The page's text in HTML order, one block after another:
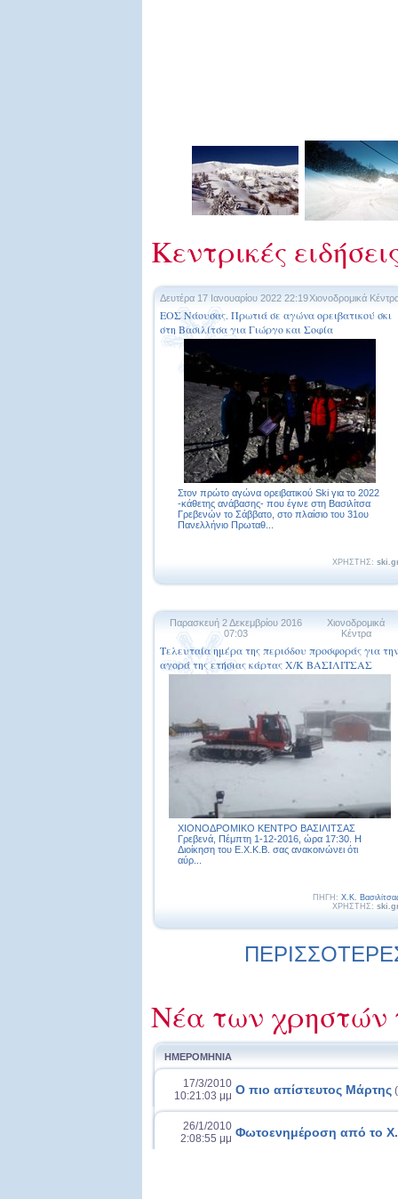
Κεντρικές
Δευτέρα 17 Ιανουαρίου 2022 22:19Χιονοδρομικά
ΕΟΣ Νάουσας. Πρωτιά σε αγώνα ορειβατικού σκι
στη Βασιλίτσα για Γιώργο και Σοφία
Στον πρώτο αγώνα ορειβατικού Ski για το 2022
-κάθετης ανάβασης- που έγινε στη Βασιλίτσα
Γρεβενών το Σάββατο, στο πλαίσιο του 31ου
Πανελλήνιο Πρωταθ...
ΧΡΗΣΤΗΣ:
Παρασκευή 2 Δεκεμβρίου 2016
07:03
Χιονοδρομικά
Κέντρα
Τελευταία ημέρα της περιόδου προσφοράς για την
αγορά της ετήσιας κάρτας Χ/Κ ΒΑΣΙΛΙΤΣΑΣ
ΧΙΟΝΟΔΡΟΜΙΚΟ ΚΕΝΤΡΟ ΒΑΣΙΛΙΤΣΑΣ
Γρεβενά, Πέμπτη 1-12-2016, ώρα 17:30. Η
Διοίκηση του Ε.Χ.Κ.Β. σας ανακοινώνει ότι
αύρ...
ΠΗΓΗ: Χ.Κ.
ΧΡΗΣΤΗΣ:
Νέα των χρηστών
ΗΜΕΡΟΜΗΝΙΑ
17/3/2010
10:21:03 μμ Ο πιο απίστευτος Μάρτης
26/1/2010
2:08:55 μμ Φωτοενημέροση από το